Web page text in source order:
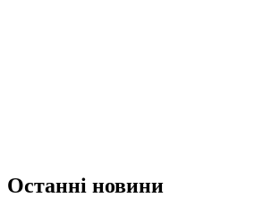
Останні новини